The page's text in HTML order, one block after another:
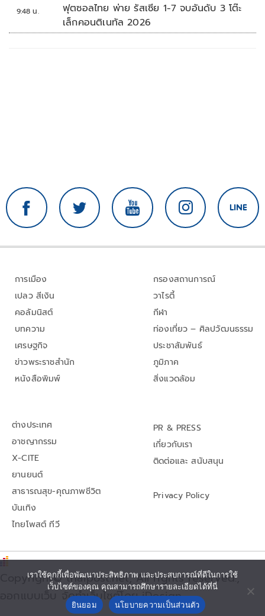
9:48 น.
ฟุตซอลไทย พ่าย รัสเซีย 1-7 จบอันดับ 3 โต๊ะ
เล็กคอนติเนทัล 2026
การเมือง
เปลว สีเงิน
คอลัมนิสต์
บทความ
เศรษฐกิจ
ข่าวพระราชสำนัก
หนังสือพิมพ์
กรองสถานการณ์
วาไรตี้
กีฬา
ท่องเที่ยว – ศิลปวัฒนธรรม
ประชาสัมพันธ์
ภูมิภาค
สิ่งแวดล้อม
ต่างประเทศ
อาชญากรรม
X-CITE
ยานยนต์
สาธารณสุข-คุณภาพชีวิต
บันเทิง
ไทยโพสต์ ทีวี
PR & PRESS
เกี่ยวกับเรา
ติดต่อและ สนับสนุน
Privacy Policy
Copyright© thaipost.net, All rights reserved.,
ออกแบบเว็บ จัดทำเว็บไซต์โดย iDesign
เราใช้คุกกี้เพื่อพัฒนาประสิทธิภาพ และประสบการณ์ที่ดีในการใช้
เว็บไซต์ของคุณ คุณสามารถศึกษารายละเอียดได้ที่นี่
ยินยอม
นโยบายความเป็นส่วนตัว